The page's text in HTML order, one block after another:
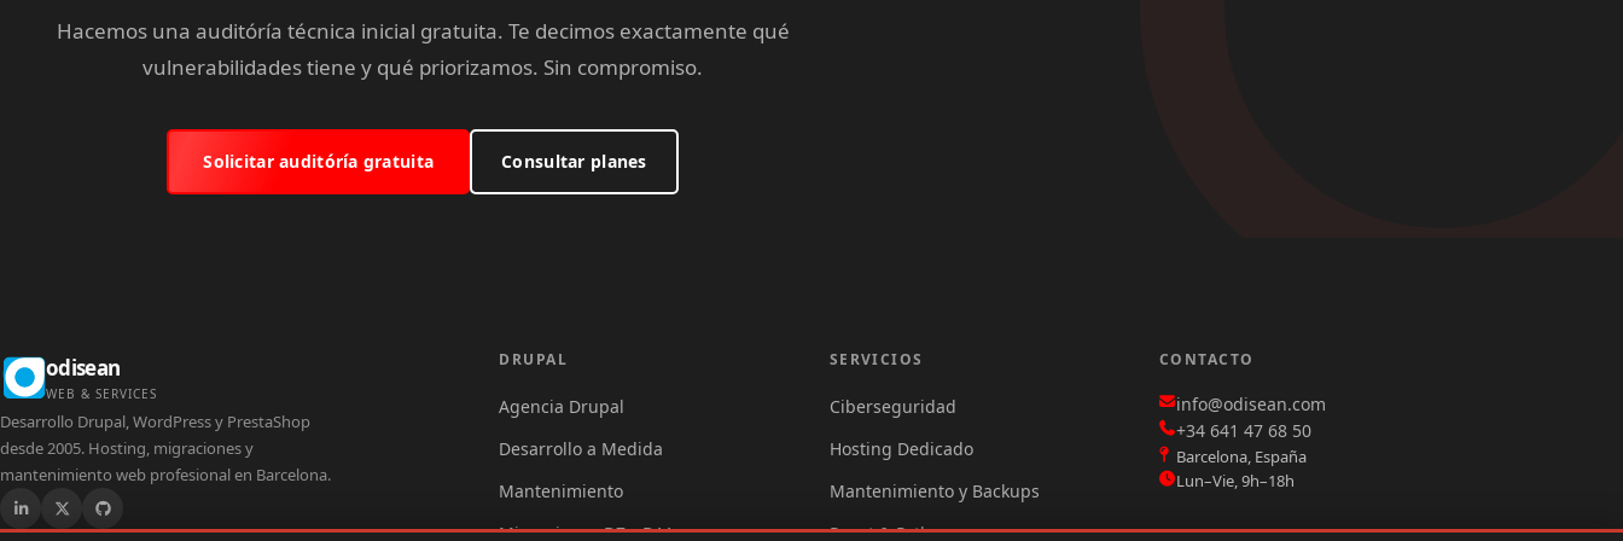
Hacemos una auditóría técnica inicial gratuita. Te decimos exactamente qué
vulnerabilidades tiene y qué priorizamos. Sin compromiso.
Solicitar auditóría gratuita Consultar planes
odisean
WEB & SERVICES
Desarrollo Drupal, WordPress y PrestaShop
desde 2005. Hosting, migraciones y
mantenimiento web profesional en Barcelona.
Drupal
DRUPAL
Agencia Drupal
Desarrollo a Medida
Mantenimiento
Migraciones D7→D11
Servicios
SERVICIOS
Ciberseguridad
Hosting Dedicado
Mantenimiento y Backups
React & Python
CONTACTO
info@odisean.com
+34 641 47 68 50
Barcelona, España
Lun–Vie, 9h–18h